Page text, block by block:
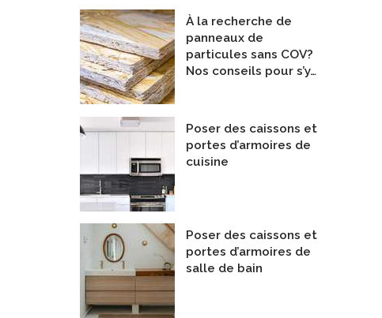
À la recherche de
panneaux de
particules sans COV?
Nos conseils pour s’y…
Poser des caissons et
portes d’armoires de
cuisine
Poser des caissons et
portes d’armoires de
salle de bain
Entrepreneurs Généraux
De Construction Norac
Technologues en architecture
De Belvedair